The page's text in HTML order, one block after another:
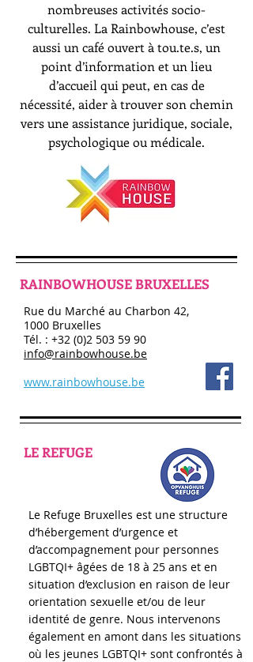
nombreuses activités socio-
culturelles. La Rainbowhouse, c’est
aussi un café ouvert à tou.te.s, un
point d’information et un lieu
d’accueil qui peut, en cas de
nécessité, aider à trouver son chemin
vers une assistance juridique, sociale,
psychologique ou médicale.
RAINBOWHOUSE BRUXELLES
Rue du Marché au Charbon 42,
1000 Bruxelles
Tél. : +32 (0)2 503 59 90
info@rainbowhouse.be
www.rainbowhouse.be
LE REFUGE
Le Refuge Bruxelles est une structure
d’hébergement d’urgence et
d’accompagnement pour personnes
LGBTQI+ âgées de 18 à 25 ans et en
situation d’exclusion en raison de leur
orientation sexuelle et/ou de leur
identité de genre. Nous intervenons
également en amont dans les situations
où les jeunes LGBTQI+ sont confrontés à